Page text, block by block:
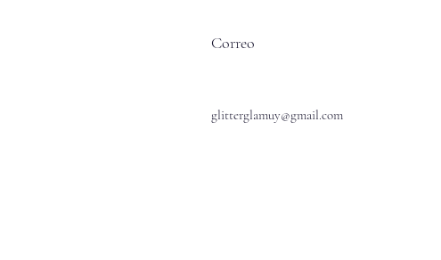
Correo
glitterglamuy@gmail.com